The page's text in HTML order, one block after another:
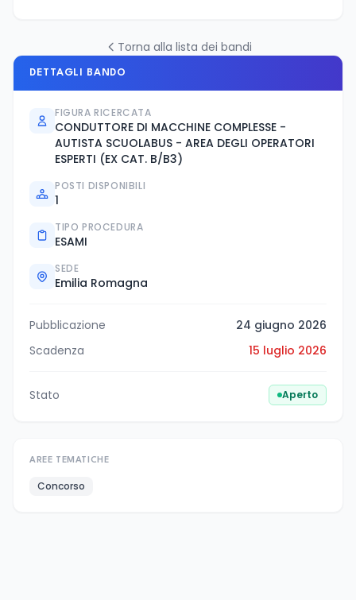
Torna alla lista dei bandi
DETTAGLI BANDO
FIGURA RICERCATA
CONDUTTORE DI MACCHINE COMPLESSE -
AUTISTA SCUOLABUS - AREA DEGLI OPERATORI
ESPERTI (EX CAT. B/B3)
POSTI DISPONIBILI
1
TIPO PROCEDURA
ESAMI
SEDE
Emilia Romagna
Pubblicazione
24 giugno 2026
Scadenza
15 luglio 2026
Stato Aperto
AREE TEMATICHE
Concorso